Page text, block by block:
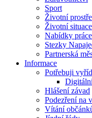
Sport
Životní
Životní situace
Nabídky
Stezky
Partnerská
Informace
Potřebuji
Hlášení závad
Podezření na
Vítání